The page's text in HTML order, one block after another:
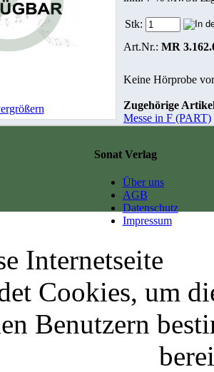
Stk:
Art.Nr.: MR
Keine Hörprobe
Zugehörige
Messe in F (PART)
Sonat Verlag
Über uns
AGB
Datenschutz
Impressum
Internetseite
Cookies, um
Benutzern